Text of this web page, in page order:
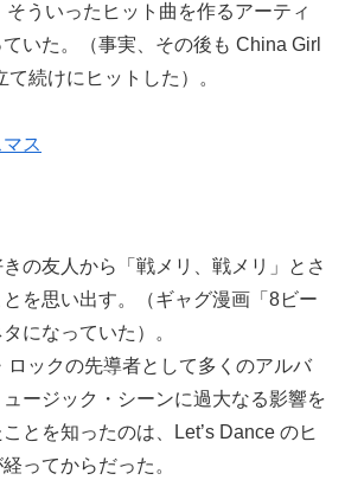
ういったヒット曲を作るアーティ
いた。（事実、その後も China Girl
続けにヒットした）。
ス
の友人から「戦メリ、戦メリ」とさ
を思い出す。（ギャグ漫画「8ビー
になっていた）。
ロックの先導者として多くのアルバ
ージック・シーンに過大なる影響を
とを知ったのは、Let’s Dance のヒ
ってからだった。